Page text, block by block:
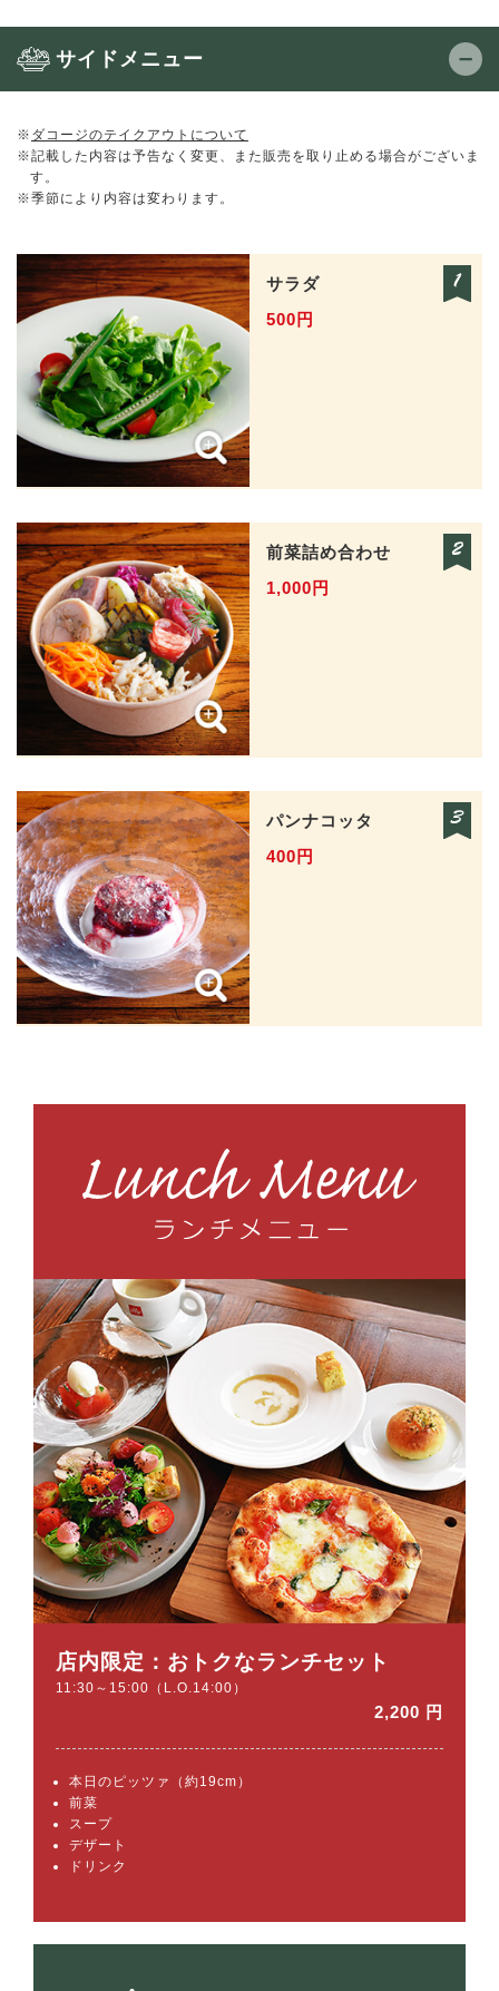
サイドメニュー
※ ダコージのテイクアウトについて
※記載した内容は予告なく変更、また販売を取り止める場合がございま
す。
※季節により内容は変わります。
サラダ
500円
前菜詰め合わせ
1,000円
パンナコッタ
400円
店内限定：おトクなランチセット
11:30～15:00（L.O.14:00）
2,200 円
本日のピッツァ（約19cm）
前菜
スープ
デザート
ドリンク